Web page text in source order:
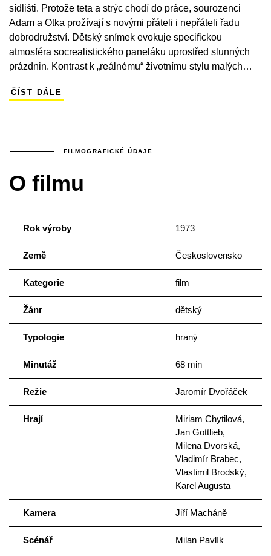
sídlišti. Protože teta a strýc chodí do práce, sourozenci
Adam a Otka prožívají s novými přáteli i nepřáteli řadu
dobrodružství. Dětský snímek evokuje specifickou
atmosféra socrealistického paneláku uprostřed slunných
prázdnin. Kontrast k „reálnému“ životnímu stylu malých
Vencla, která – v laskavém podání zkušeného Vlastimila
nepřehlédnutelnými staromilskými rysy. Na filmu
a programem sídlištní výstavby zaujme i neortodoxní
ČÍST DÁLE
FILMOGRAFICKÉ ÚDAJE
O filmu
Rok výroby 1973
Země Československo
Kategorie film
Žánr dětský
Typologie hraný
Minutáž 68 min
Režie Jaromír Dvořáček
Hrají
Miriam Chytilová,
Jan Gottlieb,
Milena Dvorská,
Vladimír Brabec,
Vlastimil Brodský,
Karel Augusta
Kamera Jiří Macháně
Scénář Milan Pavlík